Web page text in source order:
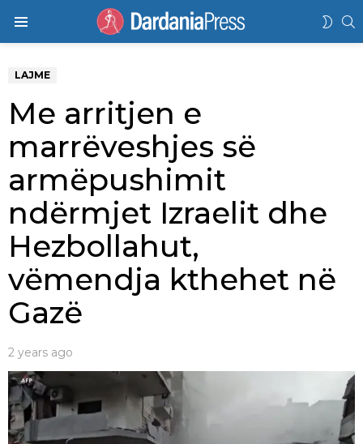
LAJME
Me arritjen e
marrëveshjes së
armëpushimit
ndërmjet Izraelit dhe
Hezbollahut,
vëmendja kthehet në
Gazë
2 years ago